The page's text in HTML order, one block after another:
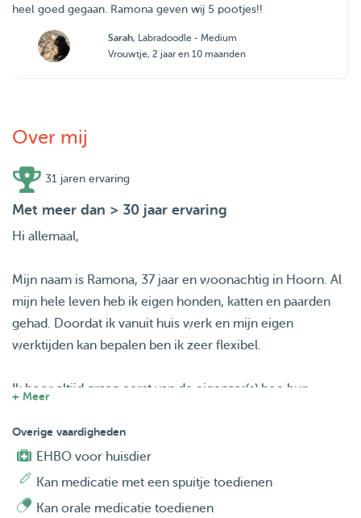
Sarah, Labradoodle - Medium
Vrouwtje, 2 jaar en 10 maanden
Over mij
31 jaren ervaring
Met meer dan > 30 jaar ervaring
Hi allemaal,
Mijn naam is Ramona, 37 jaar en woonachtig in Hoorn. Al
mijn hele leven heb ik eigen honden, katten en paarden
gehad. Doordat ik vanuit huis werk en mijn eigen
werktijden kan bepalen ben ik zeer flexibel.
Ik hoor altijd graag eerst van de eigenaar(s) hoe hun
optimaal maatwerk kan bieden. Daarnaast staat
spelen/plezier maken voorop - met de honden gaan we
graag naar buiten en er is veel ruimte voor persoonlijke
aandacht. Verder heb ik een net en ruim huishouden.
+ Meer
Overige vaardigheden
EHBO voor huisdier
Kan medicatie met een spuitje toedienen
Kan orale medicatie toedienen